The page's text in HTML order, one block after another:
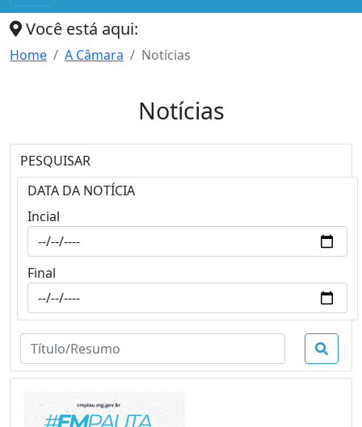
Você está aqui:
Home A Câmara Notícias
Notícias
PESQUISAR
DATA DA NOTÍCIA
Incial
Final